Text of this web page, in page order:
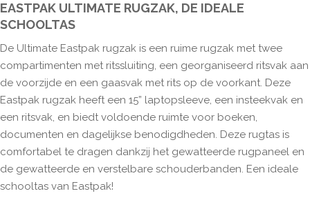
EASTPAK ULTIMATE RUGZAK, DE IDEALE
SCHOOLTAS
De Ultimate Eastpak rugzak is een ruime rugzak met twee
compartimenten met ritssluiting, een georganiseerd ritsvak aan
de voorzijde en een gaasvak met rits op de voorkant. Deze
Eastpak rugzak heeft een 15” laptopsleeve, een insteekvak en
een ritsvak, en biedt voldoende ruimte voor boeken,
documenten en dagelijkse benodigdheden. Deze rugtas is
comfortabel te dragen dankzij het gewatteerde rugpaneel en
de gewatteerde en verstelbare schouderbanden. Een ideale
schooltas van Eastpak!